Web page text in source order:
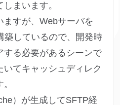
まいます。
すが、Webサーバを
築しているので、開発時
する必要があるシーンで
てキャッシュディレク
）が生成してSFTP経